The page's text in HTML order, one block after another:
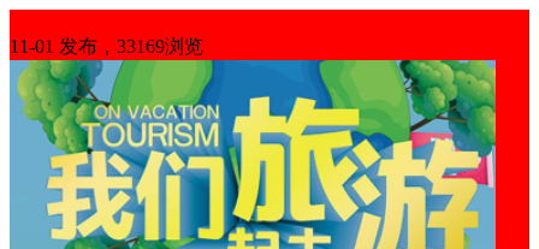
11-01 发布，33169浏览